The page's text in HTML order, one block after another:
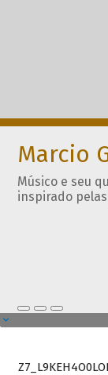
Marcio
Músico e seu
inspirado